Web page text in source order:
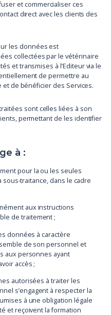
et commercialiser ces
direct avec les clients des
les données est
collectées par le vétérinaire
et transmises à l’Editeur via le
de permettre au
de bénéficier des Services.
sont celles liées à son
permettant de les identifier
à :
pour la ou les seules
sous-traitance, dans le cadre
aux instructions
de traitement ;
données à caractère
de son personnel et
aux personnes ayant
accès ;
autorisées à traiter les
s’engagent à respecter la
à une obligation légale
et reçoivent la formation